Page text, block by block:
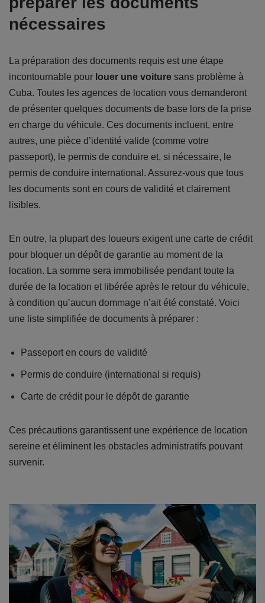
nécessaires
La préparation des documents requis est une étape
incontournable pour louer une voiture sans problème à
Cuba. Toutes les agences de location vous demanderont
de présenter quelques documents de base lors de la prise
en charge du véhicule. Ces documents incluent, entre
autres, une pièce d’identité valide (comme votre
passeport), le permis de conduire et, si nécessaire, le
permis de conduire international. Assurez-vous que tous
les documents sont en cours de validité et clairement
lisibles.
En outre, la plupart des loueurs exigent une carte de crédit
pour bloquer un dépôt de garantie au moment de la
location. La somme sera immobilisée pendant toute la
durée de la location et libérée après le retour du véhicule,
à condition qu’aucun dommage n’ait été constaté. Voici
une liste simplifiée de documents à préparer :
Passeport en cours de validité
Permis de conduire (international si requis)
Carte de crédit pour le dépôt de garantie
Ces précautions garantissent une expérience de location
sereine et éliminent les obstacles administratifs pouvant
survenir.